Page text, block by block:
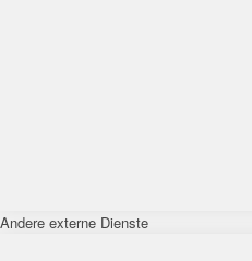
Andere externe Dienste